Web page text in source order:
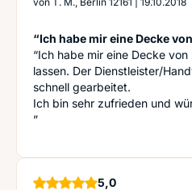
“Ich habe mir eine Decke
“Ich habe mir eine Decke
lassen. Der Dienstleister/
schnell gearbeitet.
Ich bin sehr zufrieden und
”
5,0Sterne